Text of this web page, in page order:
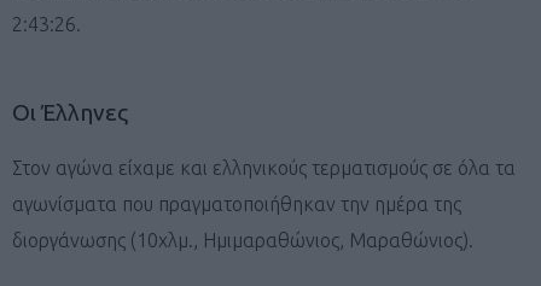
2:43:26.
Οι Έλληνες
Στον αγώνα είχαμε και ελληνικούς τερματισμούς σε όλα τα
αγωνίσματα που πραγματοποιήθηκαν την ημέρα της
διοργάνωσης (10χλμ., Ημιμαραθώνιος, Μαραθώνιος).